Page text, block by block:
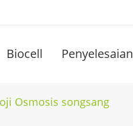
Biocell Penyelesaian
Osmosis songsang